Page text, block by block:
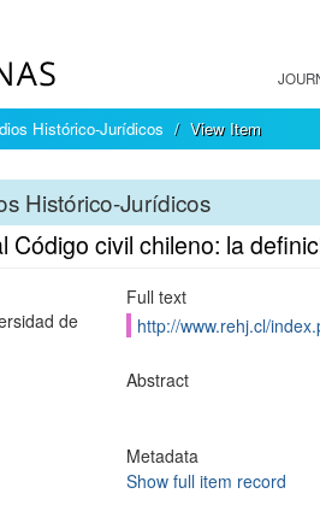
Histórico-Jurídicos View Item
Histórico-Jurídicos
Código civil chileno: la
de
Full text
http://www.rehj.cl/
Abstract
Metadata
Show full item record